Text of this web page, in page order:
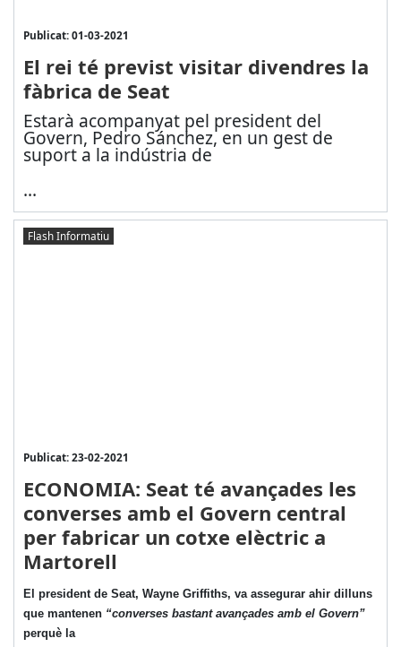
Publicat: 01-03-2021
El rei té previst visitar divendres la
fàbrica de Seat
Estarà acompanyat pel president del
Govern, Pedro Sánchez, en un gest de
suport a la indústria de
...
Flash Informatiu
Publicat: 23-02-2021
ECONOMIA: Seat té avançades les
converses amb el Govern central
per fabricar un cotxe elèctric a
Martorell
El president de Seat, Wayne Griffiths, va assegurar ahir dilluns
que mantenen “converses bastant avançades amb el Govern”
perquè la